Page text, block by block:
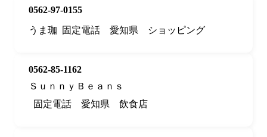
0562-97-0155
うま珈
固定電話 愛知県 ショッピング
0562-85-1162
ＳｕｎｎｙＢｅａｎｓ
固定電話
愛知県 飲食店